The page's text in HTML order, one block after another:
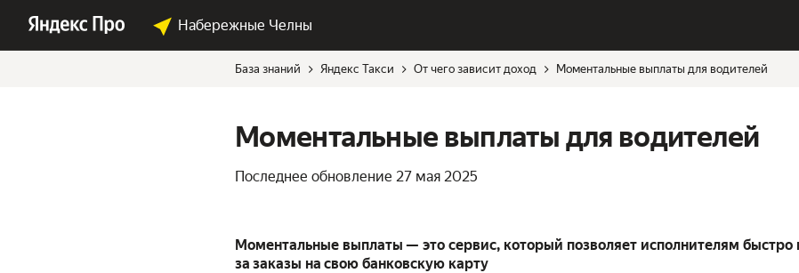
Набережные Челны
База знаний Яндекс Такси От чего зависит доход Моментальные выплаты для водителей
Моментальные выплаты для водителей
Последнее обновление 27 мая 2025
Моментальные выплаты — это сервис, который позволяет исполнителям быстро
за заказы на свою банковскую карту